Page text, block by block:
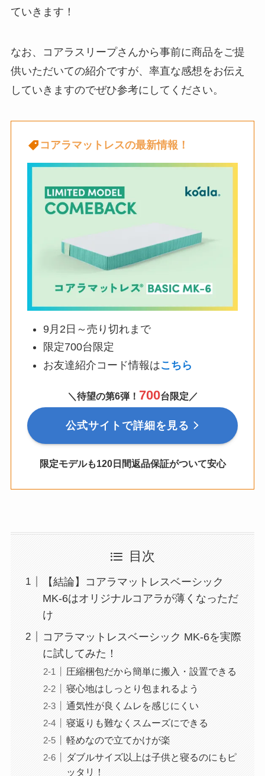
ていきます！
なお、コアラスリープさんから事前に商品をご提
供いただいての紹介ですが、率直な感想をお伝え
していきますのでぜひ参考にしてください。
コアラマットレスの最新情報！
9月2日～売り切れまで
限定700台限定
お友達紹介コード情報はこちら
＼待望の第6弾！ 700台限定／
公式サイトで詳細を見る
限定モデルも120日間返品保証がついて安心
目次
【結論】コアラマットレスベーシック
MK-6はオリジナルコアラが薄くなっただ
け
コアラマットレスベーシック MK-6を実際
に試してみた！
圧縮梱包だから簡単に搬入・設置できる
寝心地はしっとり包まれるよう
通気性が良くムレを感じにくい
寝返りも難なくスムーズにできる
軽めなので立てかけが楽
ダブルサイズ以上は子供と寝るのにもピ
ッタリ！